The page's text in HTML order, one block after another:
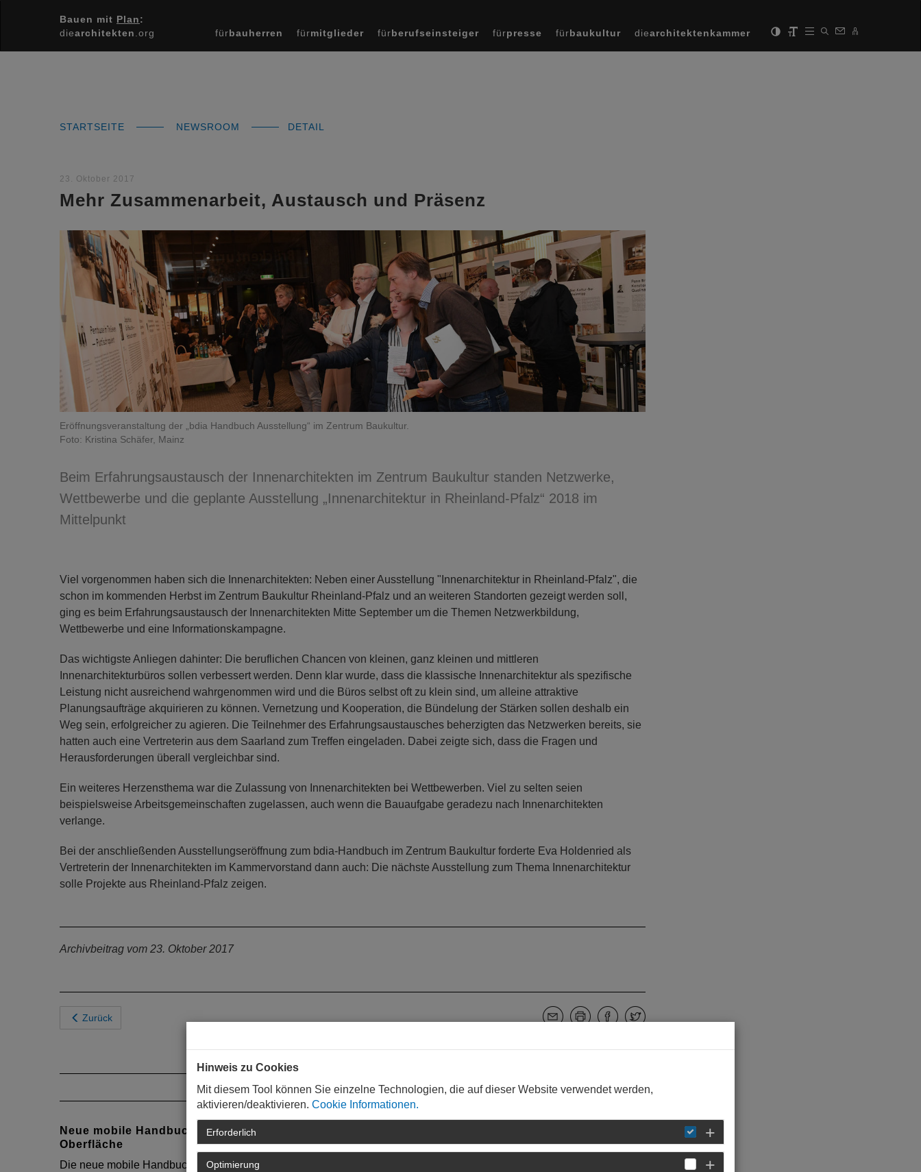
Bauen mit Plan:
diearchitekten .org fürbauherren fürmitglieder fürberufseinsteiger fürpresse fürbaukultur diearchitektenkammer
STARTSEITE NEWSROOM DETAIL
23. Oktober 2017
Mehr Zusammenarbeit, Austausch und Präsenz
Eröffnungsveranstaltung der „bdia Handbuch Ausstellung“ im Zentrum Baukultur.
Foto: Kristina Schäfer, Mainz
Beim Erfahrungsaustausch der Innenarchitekten im Zentrum Baukultur standen Netzwerke,
Wettbewerbe und die geplante Ausstellung „Innenarchitektur in Rheinland-Pfalz“ 2018 im
Mittelpunkt
Viel vorgenommen haben sich die Innenarchitekten: Neben einer Ausstellung "Innenarchitektur in Rheinland-Pfalz", die
schon im kommenden Herbst im Zentrum Baukultur Rheinland-Pfalz und an weiteren Standorten gezeigt werden soll,
ging es beim Erfahrungsaustausch der Innenarchitekten Mitte September um die Themen Netzwerkbildung,
Wettbewerbe und eine Informationskampagne.
Das wichtigste Anliegen dahinter: Die beruflichen Chancen von kleinen, ganz kleinen und mittleren
Innenarchitekturbüros sollen verbessert werden. Denn klar wurde, dass die klassische Innenarchitektur als spezifische
Leistung nicht ausreichend wahrgenommen wird und die Büros selbst oft zu klein sind, um alleine attraktive
Planungsaufträge akquirieren zu können. Vernetzung und Kooperation, die Bündelung der Stärken sollen deshalb ein
Weg sein, erfolgreicher zu agieren. Die Teilnehmer des Erfahrungsaustausches beherzigten das Netzwerken bereits, sie
hatten auch eine Vertreterin aus dem Saarland zum Treffen eingeladen. Dabei zeigte sich, dass die Fragen und
Herausforderungen überall vergleichbar sind.
Ein weiteres Herzensthema war die Zulassung von Innenarchitekten bei Wettbewerben. Viel zu selten seien
beispielsweise Arbeitsgemeinschaften zugelassen, auch wenn die Bauaufgabe geradezu nach Innenarchitekten
verlange.
Bei der anschließenden Ausstellungseröffnung zum bdia-Handbuch im Zentrum Baukultur forderte Eva Holdenried als
Vertreterin der Innenarchitekten im Kammervorstand dann auch: Die nächste Ausstellung zum Thema Innenarchitektur
solle Projekte aus Rheinland-Pfalz zeigen.
Archivbeitrag vom 23. Oktober 2017
Zurück
Neue mobile Handbuch
Oberfläche
Die neue mobile Handbuch
Hinweis zu Cookies
Mit diesem Tool können Sie einzelne Technologien, die auf dieser Website verwendet werden,
aktivieren/deaktivieren. Cookie Informationen.
Erforderlich
Optimierung